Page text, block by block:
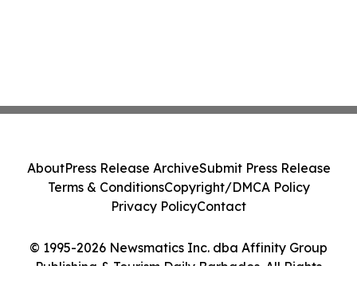
© 1995-2026 Newsmatics Inc. dba Affinity Group
Publishing & Tourism Daily Barbados. All Rights
AboutPress Release ArchiveSubmit Press Release
Terms & ConditionsCopyright/DMCA Policy
Privacy PolicyContact